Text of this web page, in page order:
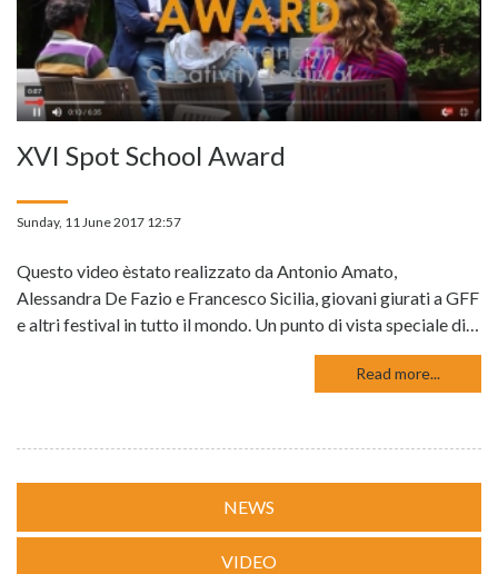
XVI Spot School Award
Sunday, 11 June 2017 12:57
Questo video èstato realizzato da Antonio Amato,
Alessandra De Fazio e Francesco Sicilia, giovani giurati a GFF
e altri festival in tutto il mondo. Un punto di vista speciale di…
Read more...
NEWS
VIDEO